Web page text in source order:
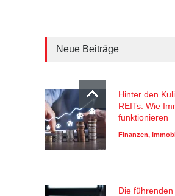
Neue Beiträge
Hinter den
REITs: Wie
funktionieren
Finanzen,
Die